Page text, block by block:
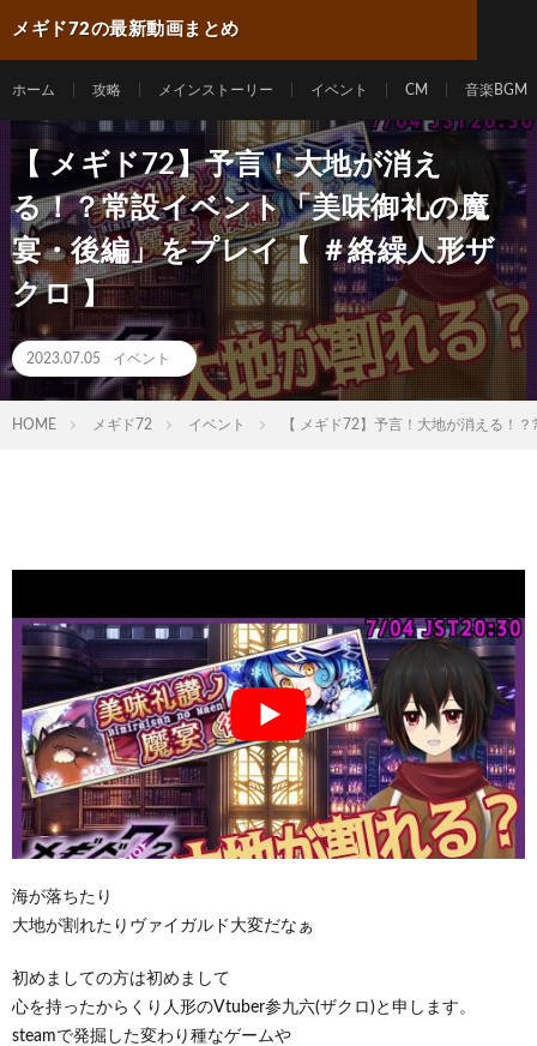
メギド72の最新動画まとめ
ホーム 攻略 メインストーリー イベント CM 音楽BGM
【 メギド72】予言！大地が消え
る！？常設イベント「美味御礼の魔
宴・後編」をプレイ【 ＃絡繰人形ザ
クロ 】
2023.07.05 イベント
HOME メギド72 イベント 【 メギド72】予言！大地が消える！
海が落ちたり
大地が割れたりヴァイガルド大変だなぁ
初めましての方は初めまして
心を持ったからくり人形のVtuber参九六(ザクロ)と申します。
steamで発掘した変わり種なゲームや